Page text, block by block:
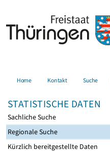
Home Kontakt Suche
STATISTISCHE DATEN
Sachliche Suche
Regionale Suche
Kürzlich bereitgestellte Daten